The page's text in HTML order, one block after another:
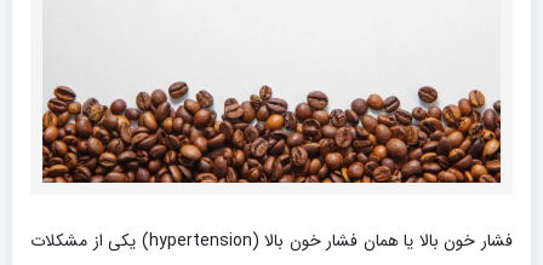
فشار خون بالا یا همان فشار خون بالا (hypertension) یکی از مشکلات